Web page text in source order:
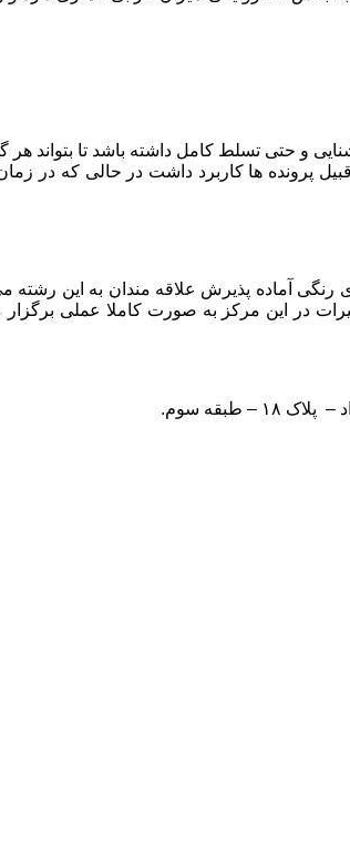
و حتی تسلط کامل داشته باشد تا بتواند
ها کاربرد داشت در حالی که در زمان
آماده پذیرش علاقه مندان به این
در این مرکز به صورت کاملا عملی
طبقه سوم.